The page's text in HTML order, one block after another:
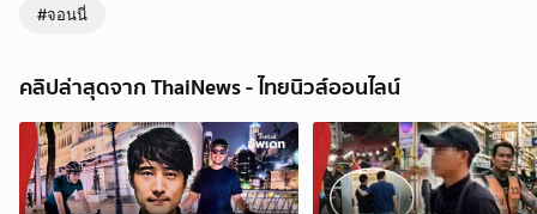
#จอนนี่
คลิปล่าสุดจาก ThaiNews - ไทยนิวส์ออนไลน์